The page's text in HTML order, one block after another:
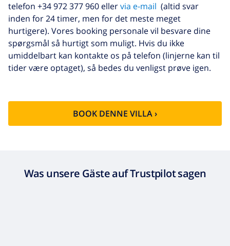
telefon +34 972 377 960 ellervia e-mail (altid svar
inden for 24 timer, men for det meste meget
hurtigere). Vores booking personale vil besvare dine
spørgsmål så hurtigt som muligt. Hvis du ikke
umiddelbart kan kontakte os på telefon (linjerne kan til
tider være optaget), så bedes du venligst prøve igen.
BOOK DENNE VILLA ›
Was unsere Gäste auf Trustpilot sagen